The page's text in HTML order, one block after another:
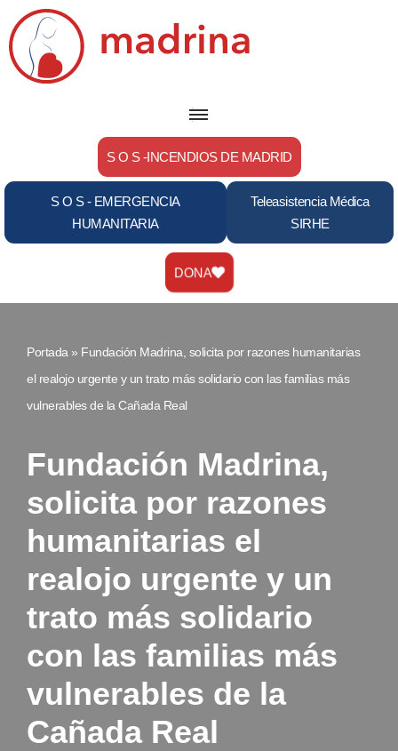
Saltar
al
S O S -INCENDIOS DE MADRID
S O S - EMERGENCIA
HUMANITARIA
Teleasistencia Médica
SIRHE
DONA
Portada » Fundación Madrina, solicita por razones humanitarias
el realojo urgente y un trato más solidario con las familias más
vulnerables de la Cañada Real
Fundación Madrina,
solicita por razones
humanitarias el
realojo urgente y un
trato más solidario
con las familias más
vulnerables de la
Cañada Real